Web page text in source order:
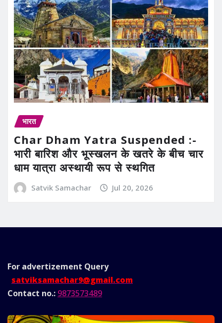
भारत
Char Dham Yatra Suspended :-
भारी बारिश और भूस्खलन के खतरे के बीच चार
धाम यात्रा अस्थायी रूप से स्थगित
Satvik Samachar Jul 20, 2026
For advertizement Query
satviksamachar9@gmail.com
Contact no.: 9873573489